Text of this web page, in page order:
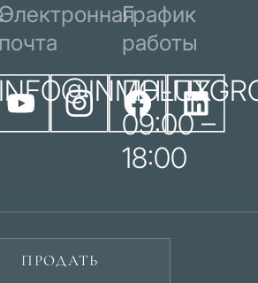
почта
График
работы
ПН-ПТ
09:00 –
18:00
ПРОДАТЬ